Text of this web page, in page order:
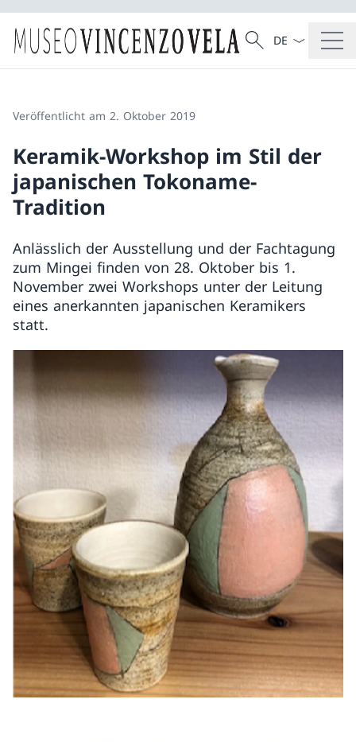
Suche
Suche
Sprach
Veröffentlicht am 2. Oktober 2019
Keramik-Workshop im Stil der
japanischen Tokoname-
Tradition
Anlässlich der Ausstellung und der Fachtagung
zum Mingei finden von 28. Oktober bis 1.
November zwei Workshops unter der Leitung
eines anerkannten japanischen Keramikers
statt.